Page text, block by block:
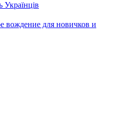
вождение для новичков и